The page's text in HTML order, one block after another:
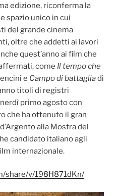
edizione, riconferma la
spazio unico in cui
del grande cinema
oltre che addetti ai lavori
quest’anno ai film che
come Il tempo che
e Campo di battagliadi
titoli di registri
primo agosto con
che ha ottenuto il gran
alla Mostra del
candidato italiano agli
internazionale.
share/v/198H871dKn/